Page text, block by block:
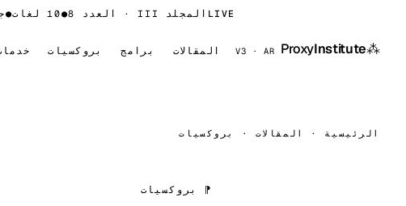
LIVEالمجلد III · العدد 8 ●10 لغات
⁂
ProxyInstitute
V3 · AR المقالات برامج بروكسيات
الرئيسية · المقالات · بروكسيات
⁋ بروكسيات